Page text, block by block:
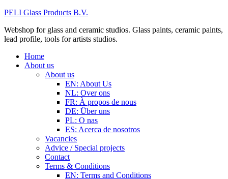
PELI Glass Products B.V.
Webshop for glass and ceramic studios. Glass paints, ceramic paints,
lead profile, tools for artists studios.
Home
About us
About us
EN: About Us
NL: Over ons
FR: À propos de nous
DE: Über uns
PL: O nas
ES: Acerca de nosotros
Vacancies
Advice / Special projects
Contact
Terms & Conditions
EN: Terms and Conditions